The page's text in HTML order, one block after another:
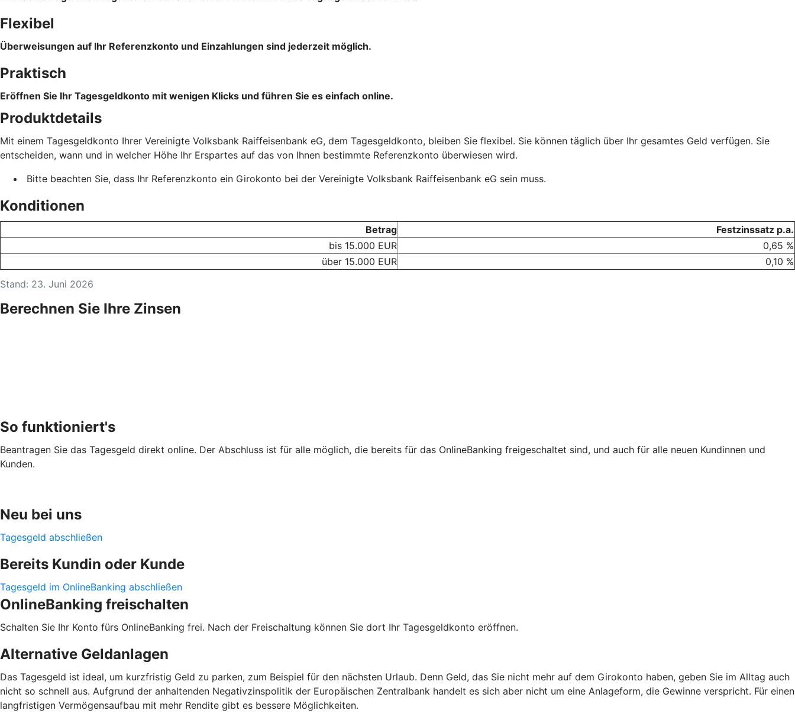
Flexibel
Überweisungen auf Ihr Referenzkonto und Einzahlungen sind jederzeit möglich.
Praktisch
Eröffnen Sie Ihr Tagesgeldkonto mit wenigen Klicks und führen Sie es einfach online.
Produktdetails
Mit einem Tagesgeldkonto Ihrer Vereinigte Volksbank Raiffeisenbank eG, dem Tagesgeldkonto, bleiben Sie flexibel. Sie können täglich über Ihr gesamtes Geld verfügen. Sie
entscheiden, wann und in welcher Höhe Ihr Erspartes auf das von Ihnen bestimmte Referenzkonto überwiesen wird.
Bitte beachten Sie, dass Ihr Referenzkonto ein Girokonto bei der Vereinigte Volksbank Raiffeisenbank eG sein muss.
Konditionen
Stand: 23. Juni 2026
Betrag
Festzinssatz p.a.
bis 15.000 EUR
0,65 %
über 15.000 EUR
0,10 %
Berechnen Sie Ihre Zinsen
So funktioniert's
Beantragen Sie das Tagesgeld direkt online. Der Abschluss ist für alle möglich, die bereits für das OnlineBanking freigeschaltet sind, und auch für alle neuen Kundinnen und
Kunden.
Neu bei uns
Tagesgeld abschließen
Bereits Kundin oder Kunde
Tagesgeld im OnlineBanking abschließen
OnlineBanking freischalten
Schalten Sie Ihr Konto fürs OnlineBanking frei. Nach der Freischaltung können Sie dort Ihr Tagesgeldkonto eröffnen.
Alternative Geldanlagen
Das Tagesgeld ist ideal, um kurzfristig Geld zu parken, zum Beispiel für den nächsten Urlaub. Denn Geld, das Sie nicht mehr auf dem Girokonto haben, geben Sie im Alltag auch
nicht so schnell aus. Aufgrund der anhaltenden Negativzinspolitik der Europäischen Zentralbank handelt es sich aber nicht um eine Anlageform, die Gewinne verspricht. Für einen
langfristigen Vermögensaufbau mit mehr Rendite gibt es bessere Möglichkeiten.